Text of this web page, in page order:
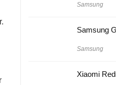
Samsung
Samsung
Samsung
Xiaomi